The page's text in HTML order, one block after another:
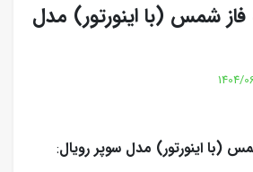
شمس (با اینورتور) مدل
1404/
(با اینورتور) مدل سوپر رویال: